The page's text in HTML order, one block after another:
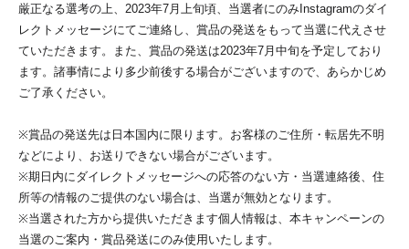
厳正なる選考の上、2023年7月上旬頃、当選者にのみInstagramのダイ
レクトメッセージにてご連絡し、賞品の発送をもって当選に代えさせ
ていただきます。また、賞品の発送は2023年7月中旬を予定しており
ます。諸事情により多少前後する場合がございますので、あらかじめ
ご了承ください。
※賞品の発送先は日本国内に限ります。お客様のご住所・転居先不明
などにより、お送りできない場合がございます。
※期日内にダイレクトメッセージへの応答のない方・当選連絡後、住
所等の情報のご提供のない場合は、当選が無効となります。
※当選された方から提供いただきます個人情報は、本キャンペーンの
当選のご案内・賞品発送にのみ使用いたします。